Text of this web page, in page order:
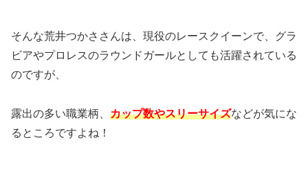
そんな荒井つかささんは、現役のレースクイーンで、グラ
ビアやプロレスのラウンドガールとしても活躍されている
のですが、
露出の多い職業柄、 カップ数やスリーサイズなどが気にな
るところですよね！